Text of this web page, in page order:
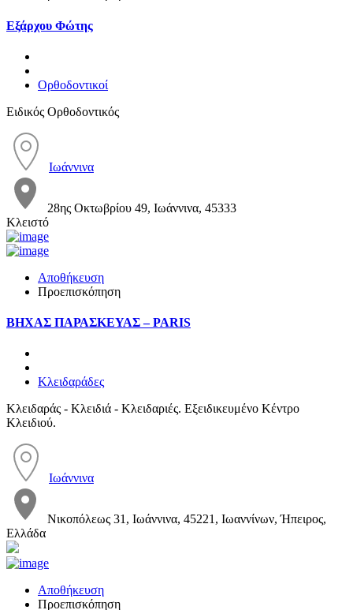
Εξάρχου Φώτης
Ορθοδοντικοί
Ειδικός Ορθοδοντικός
Ιωάννινα
28ης Οκτωβρίου 49, Ιωάννινα, 45333
Κλειστό
Αποθήκευση
Προεπισκόπηση
ΒΗΧΑΣ ΠΑΡΑΣΚΕΥΑΣ – PARIS
Κλειδαράδες
Κλειδαράς - Κλειδιά - Κλειδαριές. Εξειδικευμένο Κέντρο
Κλειδιού.
Ιωάννινα
Νικοπόλεως 31, Ιωάννινα, 45221, Ιωαννίνων, Ήπειρος,
Ελλάδα
Αποθήκευση
Προεπισκόπηση